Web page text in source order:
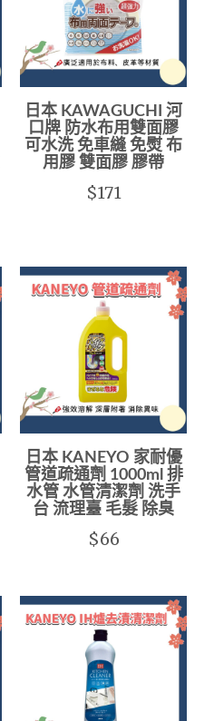
日本 KAWAGUCHI 河
口牌 防水布用雙面膠
可水洗 免車縫 免熨 布
用膠 雙面膠 膠帶
$171
日本 KANEYO 家耐優
管道疏通劑 1000ml 排
水管 水管清潔劑 洗手
台 流理臺 毛髮 除臭
$66